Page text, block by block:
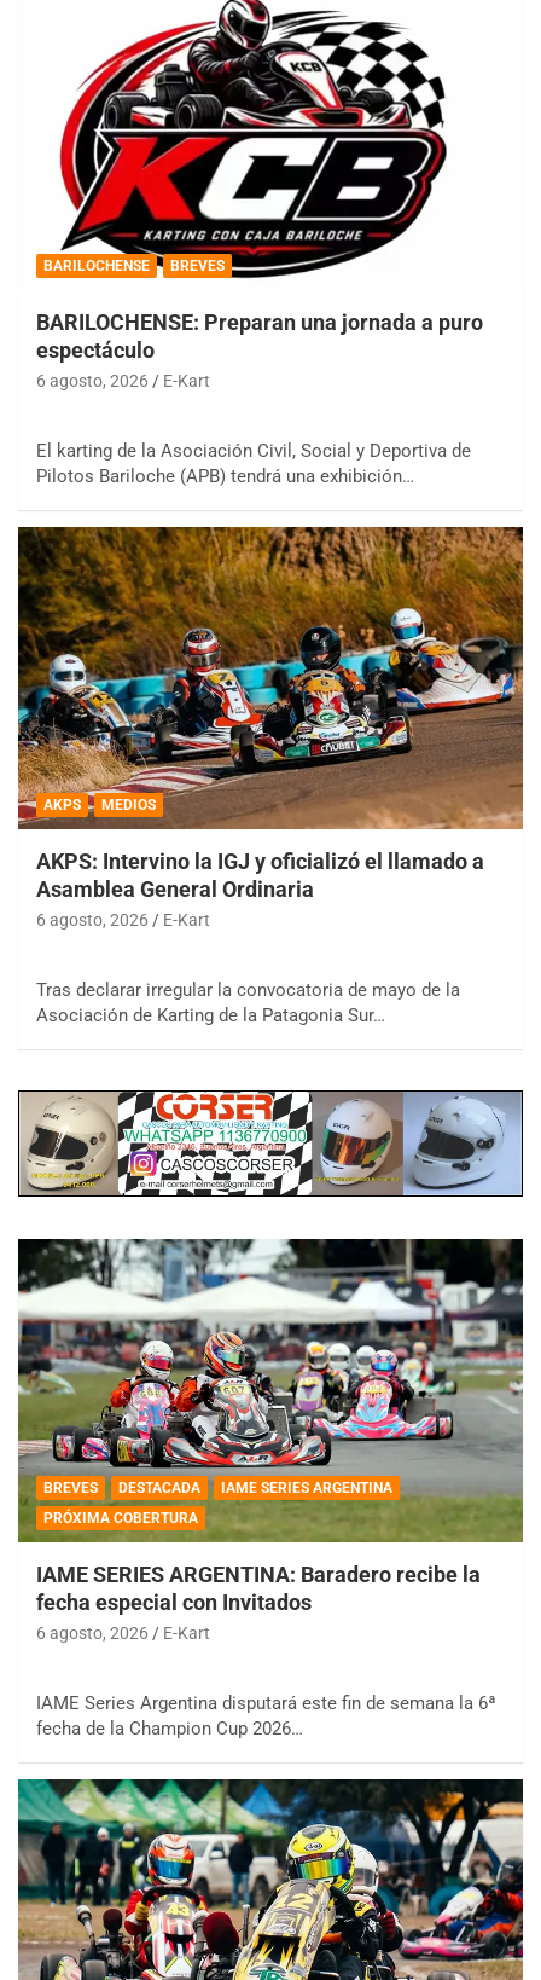
BARILOCHENSE BREVES
BARILOCHENSE: Preparan una jornada a puro
espectáculo
6 agosto, 2026 E-Kart
El karting de la Asociación Civil, Social y Deportiva de
Pilotos Bariloche (APB) tendrá una exhibición…
AKPS MEDIOS
AKPS: Intervino la IGJ y oficializó el llamado a
Asamblea General Ordinaria
6 agosto, 2026 E-Kart
Tras declarar irregular la convocatoria de mayo de la
Asociación de Karting de la Patagonia Sur…
BREVES DESTACADA
IAME SERIES ARGENTINA
PRÓXIMA COBERTURA
IAME SERIES ARGENTINA: Baradero recibe la
fecha especial con Invitados
6 agosto, 2026 E-Kart
IAME Series Argentina disputará este fin de semana la 6ª
fecha de la Champion Cup 2026…